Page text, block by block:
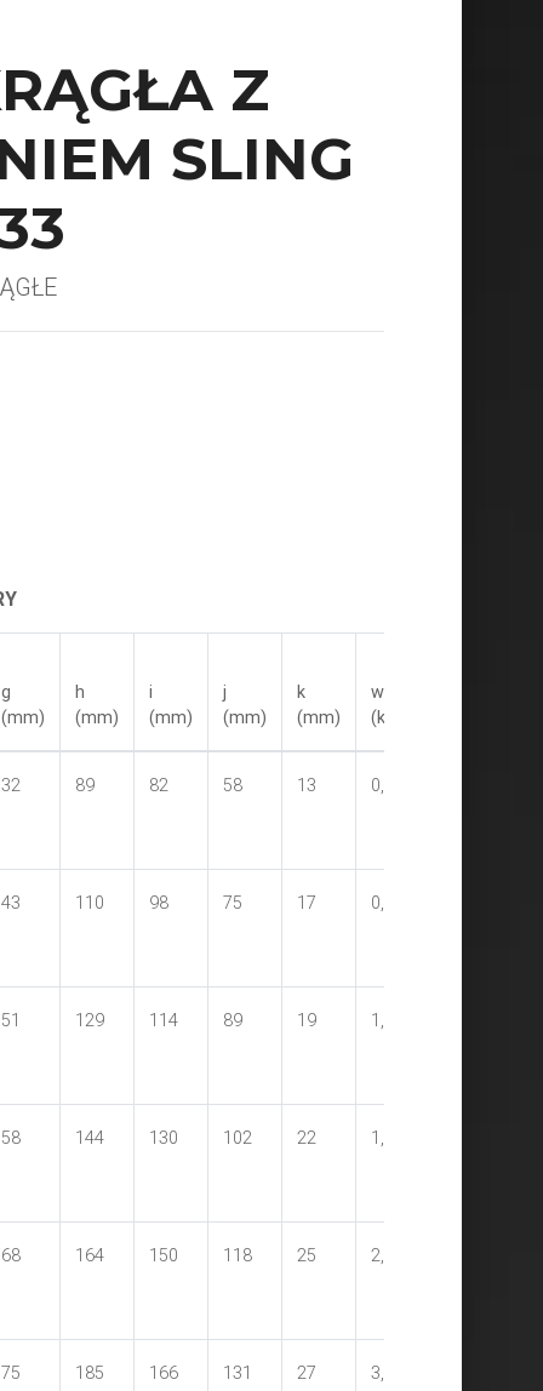
Z
SLING
g
(mm)
h
(mm)
i
(mm)
j
(mm)
k
(mm)
waga
(kg/szt)
32 89 82 58 13 0,4
43 110 98 75 17 0,73
51 129 114 89 19 1,18
58 144 130 102 22 1,73
68 164 150 118 25 2,56
75 185 166 131 27 3,6